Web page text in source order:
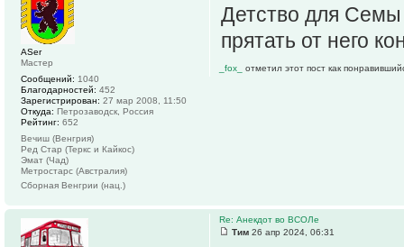
Детство для Семы
прятать от него
_fox_ отметил этот пост как
ASer
Мастер
Сообщений: 1040
Благодарностей: 452
Зарегистрирован: 27 мар 2008, 11:50
Откуда: Петрозаводск, Россия
Рейтинг: 652
Вечиш (Венгрия)
Ред Стар (Теркс и Кайкос)
Эмат (Чад)
Метростарс (Австралия)
Сборная Венгрии (нац.)
Re: Анекдот во ВСОЛе
Тим 26 апр 2024, 06:31